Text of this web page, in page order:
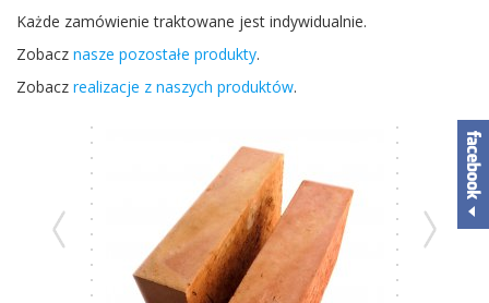
Każde zamówienie traktowane jest indywidualnie.
Zobacz nasze pozostałe produkty.
Zobacz realizacje z naszych produktów.